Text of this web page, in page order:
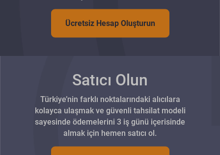
Ücretsiz Hesap Oluşturun
Satıcı Olun
Türkiye’nin farklı noktalarındaki alıcılara
kolayca ulaşmak ve güvenli tahsilat modeli
sayesinde ödemelerini 3 iş günü içerisinde
almak için hemen satıcı ol.